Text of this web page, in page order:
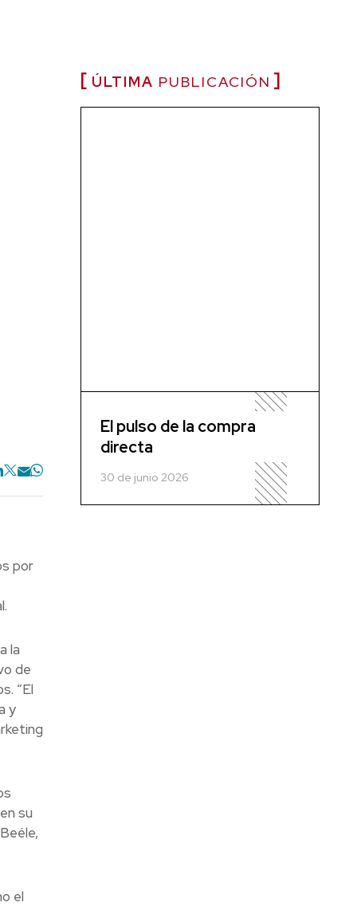
por
la
de
“El
y
su
el
ÚLTIMA PUBLICACIÓN
El pulso de la compra
directa
30 de junio 2026